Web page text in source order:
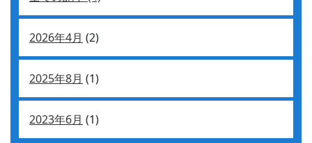
2026年4月 (2)
2025年8月 (1)
2023年6月 (1)